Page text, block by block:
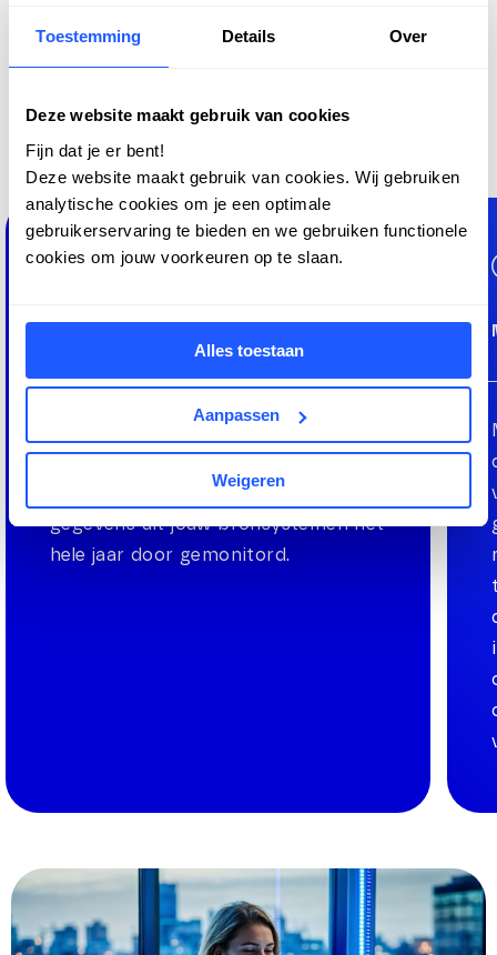
Toestemming Details Over
Deze website maakt gebruik van cookies
Fijn dat je er bent!
Deze website maakt gebruik van cookies. Wij gebruiken
analytische cookies om je een optimale
gebruikerservaring te bieden en we gebruiken functionele
cookies om jouw voorkeuren op te slaan.
Alles toestaan
Aanpassen
Weigeren
Geen losse Excel-bestanden of foutgevoelige
Altijd voldoen aan de laatste regelgeving
datakwaliteit van essentiële
gegevens uit jouw bronsystemen het
hele jaar door gemonitord.